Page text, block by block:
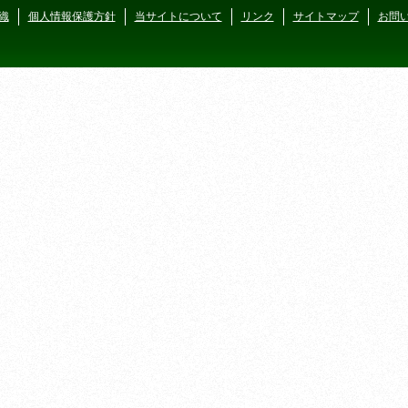
個人情報保護方針 当サイトについて リンク サイトマップ お問